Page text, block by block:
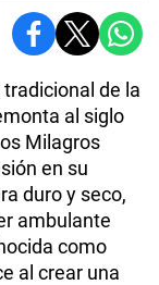
de la
al siglo
Milagros
en su
duro y seco,
ambulante
como
al crear una